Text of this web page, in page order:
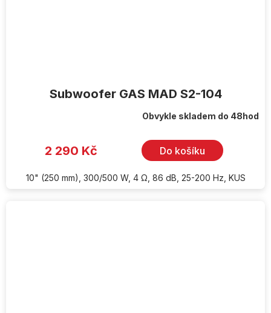
Subwoofer GAS MAD S2-104
Obvykle skladem do 48hod
2 290 Kč Do košíku
10" (250 mm), 300/500 W, 4 Ω, 86 dB, 25-200 Hz, KUS